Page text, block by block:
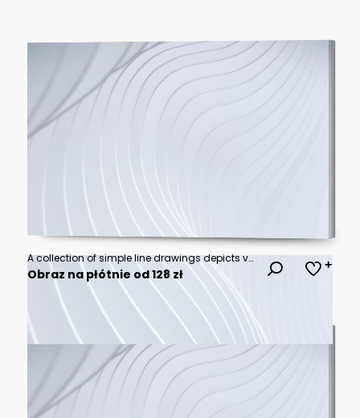
A collection of simple line drawings depicts various everyday activities and leisure pursuits, showcasing a diverse range of human engagement and hobbies.
Obraz na płótnie od 128 zł